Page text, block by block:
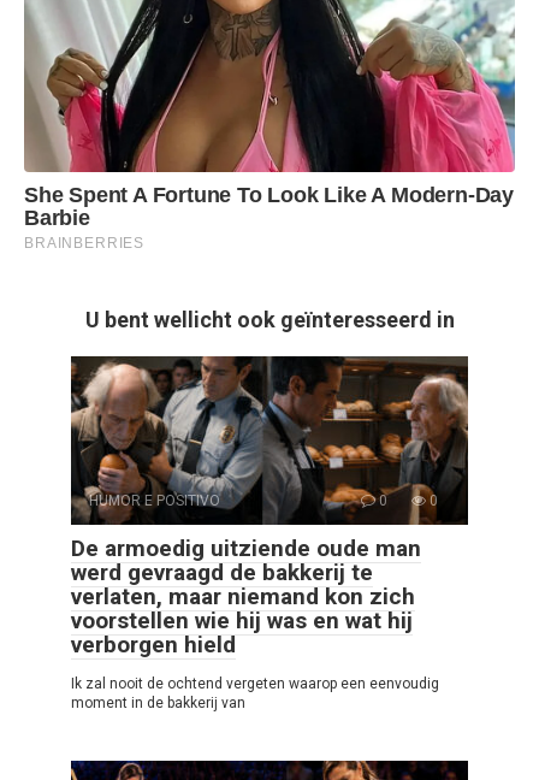
U bent wellicht ook geïnteresseerd in
HUMOR E POSITIVO 0 0
De armoedig uitziende oude man
werd gevraagd de bakkerij te
verlaten, maar niemand kon zich
voorstellen wie hij was en wat hij
verborgen hield
Ik zal nooit de ochtend vergeten waarop een eenvoudig
moment in de bakkerij van